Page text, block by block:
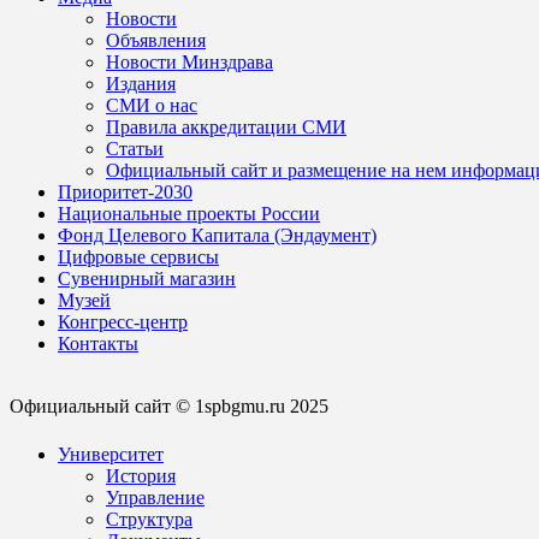
Новости
Объявления
Новости Минздрава
Издания
СМИ о нас
Правила аккредитации СМИ
Статьи
Официальный сайт и размещение на нем
Приоритет-2030
Национальные проекты России
Фонд Целевого Капитала (Эндаумент)
Цифровые сервисы
Сувенирный магазин
Музей
Конгресс-центр
Контакты
Официальный сайт © 1spbgmu.ru 2025
Университет
История
Управление
Структура